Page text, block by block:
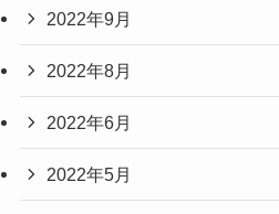
2022年9月
2022年8月
2022年6月
2022年5月